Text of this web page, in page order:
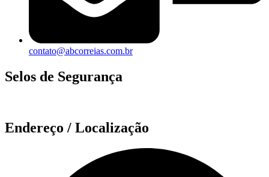
contato@abcorreias.com.br
Selos de Segurança
Endereço / Localização